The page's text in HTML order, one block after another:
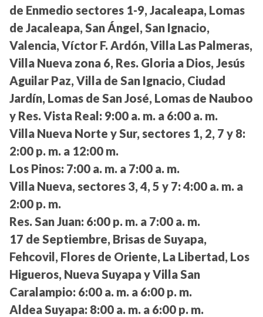
de Enmedio sectores 1-9, Jacaleapa, Lomas
de Jacaleapa, San Ángel, San Ignacio,
Valencia, Víctor F. Ardón, Villa Las Palmeras,
Villa Nueva zona 6, Res. Gloria a Dios, Jesús
Aguilar Paz, Villa de San Ignacio, Ciudad
Jardín, Lomas de San José, Lomas de Nauboo
y Res. Vista Real: 9:00 a. m. a 6:00 a. m.
Villa Nueva Norte y Sur, sectores 1, 2, 7 y 8:
2:00 p. m. a 12:00 m.
Los Pinos: 7:00 a. m. a 7:00 a. m.
Villa Nueva, sectores 3, 4, 5 y 7: 4:00 a. m. a
2:00 p. m.
Res. San Juan: 6:00 p. m. a 7:00 a. m.
17 de Septiembre, Brisas de Suyapa,
Fehcovil, Flores de Oriente, La Libertad, Los
Higueros, Nueva Suyapa y Villa San
Caralampio: 6:00 a. m. a 6:00 p. m.
Aldea Suyapa: 8:00 a. m. a 6:00 p. m.